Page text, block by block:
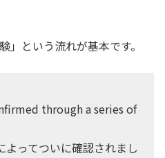
という流れが基本です。
through a series of
よってついに確認されまし